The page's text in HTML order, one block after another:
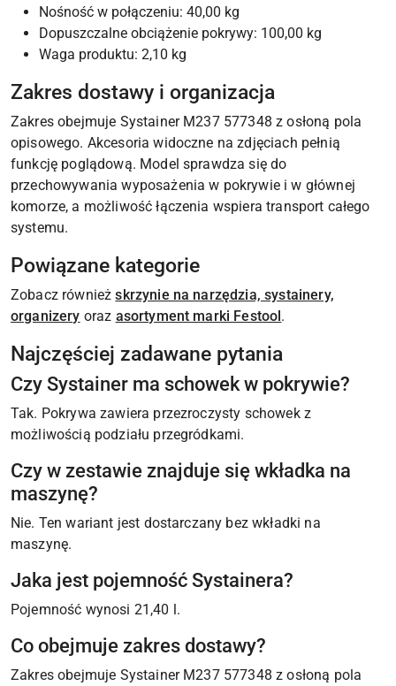
Nośność w połączeniu: 40,00 kg
Dopuszczalne obciążenie pokrywy: 100,00 kg
Waga produktu: 2,10 kg
Zakres dostawy i organizacja
Zakres obejmuje Systainer M237 577348 z osłoną pola
opisowego. Akcesoria widoczne na zdjęciach pełnią
funkcję poglądową. Model sprawdza się do
przechowywania wyposażenia w pokrywie i w głównej
komorze, a możliwość łączenia wspiera transport całego
systemu.
Powiązane kategorie
Zobacz równieżskrzynie na narzędzia, systainery,
organizery oraz asortyment marki Festool.
Najczęściej zadawane pytania
Czy Systainer ma schowek w pokrywie?
Tak. Pokrywa zawiera przezroczysty schowek z
możliwością podziału przegródkami.
Czy w zestawie znajduje się wkładka na
maszynę?
Nie. Ten wariant jest dostarczany bez wkładki na
maszynę.
Jaka jest pojemność Systainera?
Pojemność wynosi 21,40 l.
Co obejmuje zakres dostawy?
Zakres obejmuje Systainer M237 577348 z osłoną pola